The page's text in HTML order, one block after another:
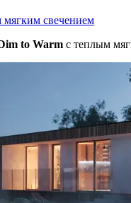
мягким свечением
to Warm с теплым